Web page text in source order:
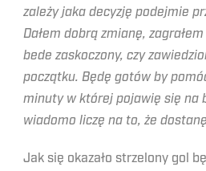
zależy jaka decyzję podejmie
Dałem dobrą zmianę,
bede zaskoczony, czy
początku. Będę gotów by
minuty w której pojawię się na
wiadomo liczę na to, że
Jak się okazało strzelony gol